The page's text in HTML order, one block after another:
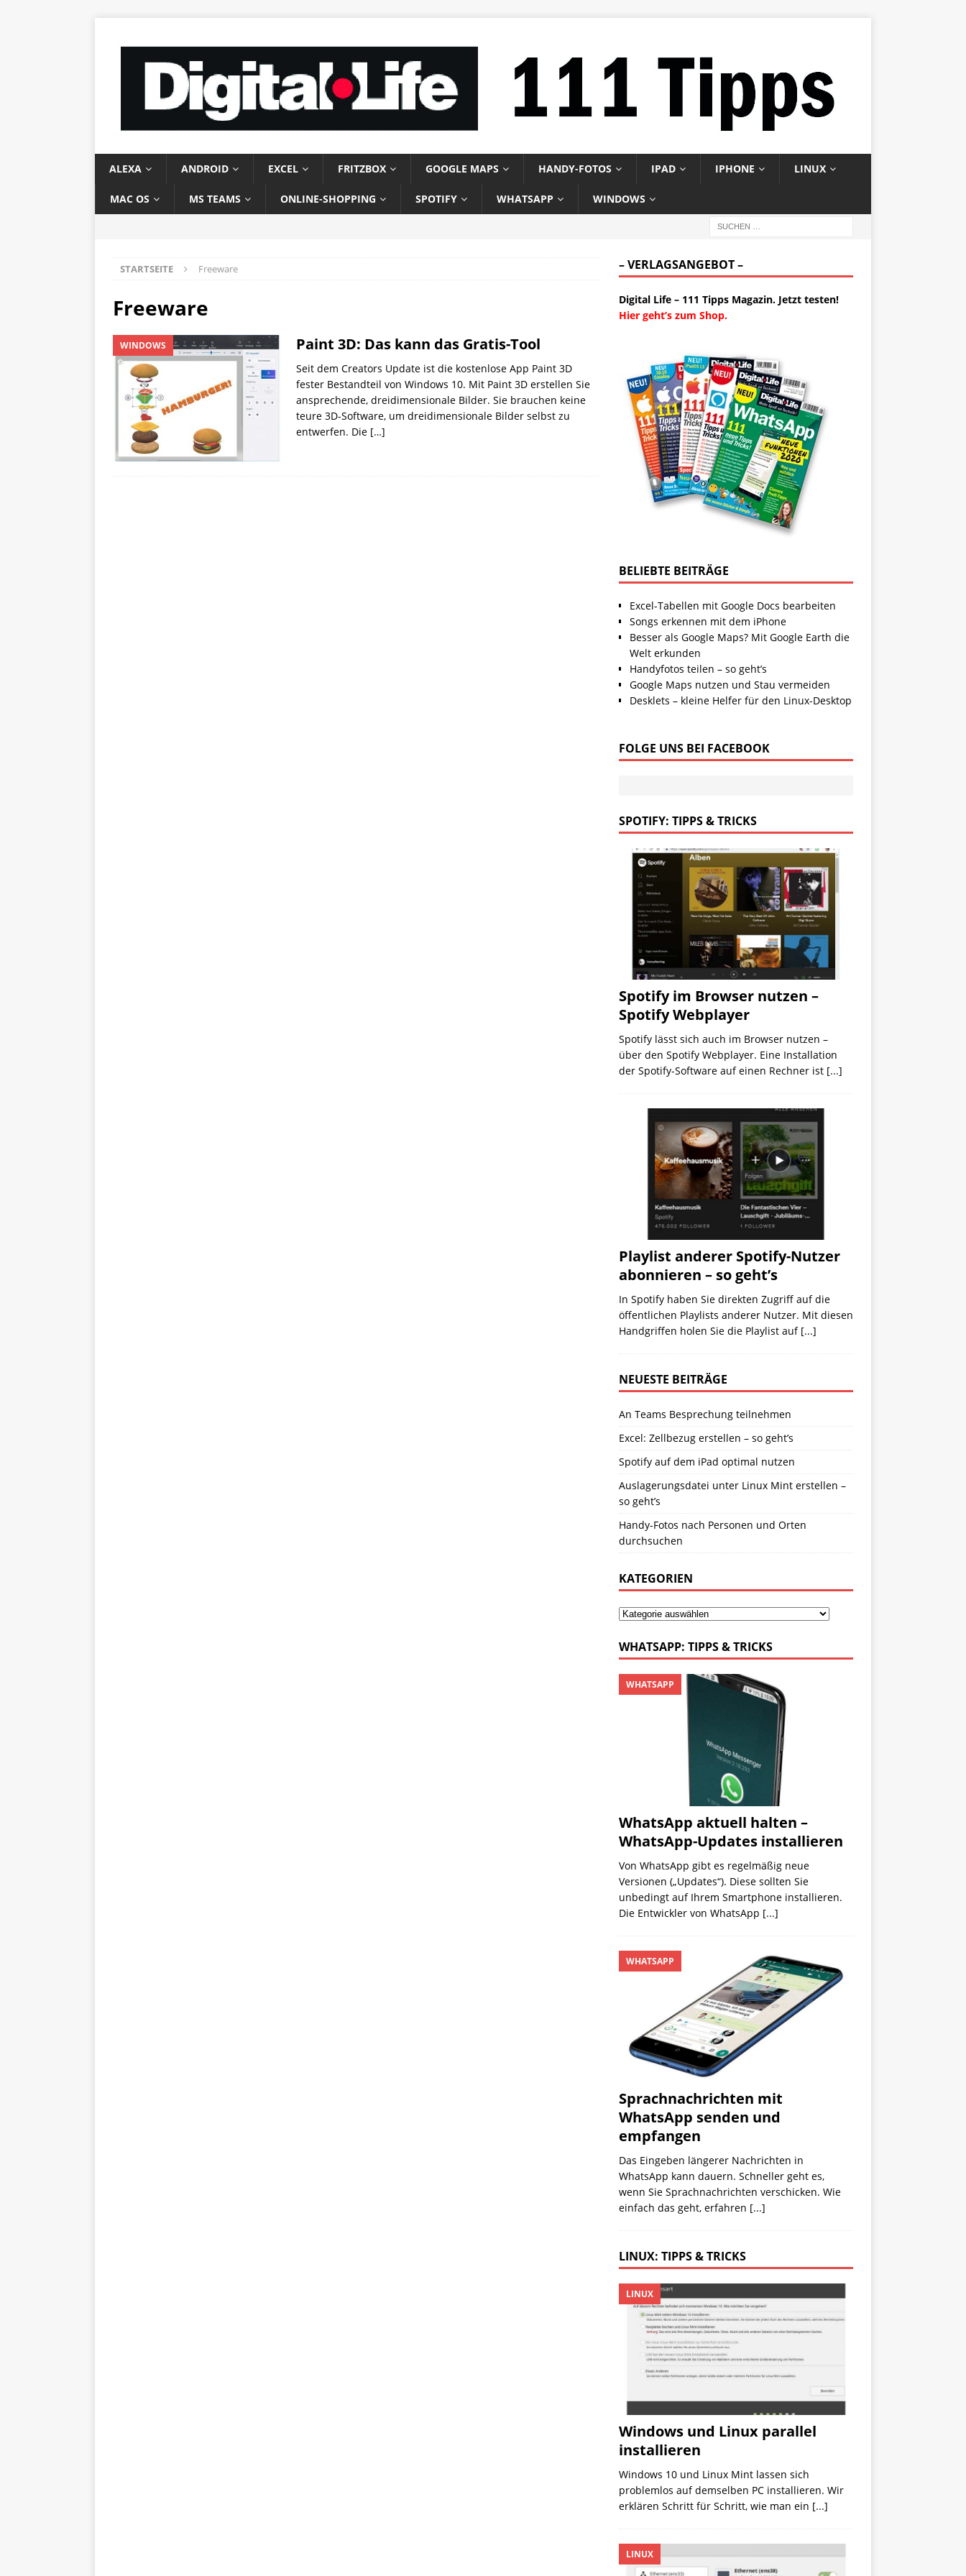
ALEXA ANDROID EXCEL FRITZBOX GOOGLE MAPS HANDY-FOTOS IPAD IPHONE LINUX
MAC OS MS TEAMS ONLINE-SHOPPING SPOTIFY WHATSAPP WINDOWS
STARTSEITE Freeware
Freeware
WINDOWS Paint 3D: Das kann das Gratis-Tool
Seit dem Creators Update ist die kostenlose App Paint 3D
fester Bestandteil von Windows 10. Mit Paint 3D erstellen Sie
ansprechende, dreidimensionale Bilder. Sie brauchen keine
teure 3D-Software, um dreidimensionale Bilder selbst zu
entwerfen. Die […]
– VERLAGSANGEBOT –
Digital Life – 111 Tipps Magazin. Jetzt testen!
Hier geht’s zum Shop.
BELIEBTE BEITRÄGE
Excel-Tabellen mit Google Docs bearbeiten
Songs erkennen mit dem iPhone
Besser als Google Maps? Mit Google Earth die
Welt erkunden
Handyfotos teilen – so geht’s
Google Maps nutzen und Stau vermeiden
Desklets – kleine Helfer für den Linux-Desktop
FOLGE UNS BEI FACEBOOK
SPOTIFY: TIPPS & TRICKS
Spotify im Browser nutzen –
Spotify Webplayer
Spotify lässt sich auch im Browser nutzen –
über den Spotify Webplayer. Eine Installation
der Spotify-Software auf einen Rechner ist [...]
Playlist anderer Spotify-Nutzer
abonnieren – so geht’s
In Spotify haben Sie direkten Zugriff auf die
öffentlichen Playlists anderer Nutzer. Mit diesen
Handgriffen holen Sie die Playlist auf [...]
NEUESTE BEITRÄGE
An Teams Besprechung teilnehmen
Excel: Zellbezug erstellen – so geht’s
Spotify auf dem iPad optimal nutzen
Auslagerungsdatei unter Linux Mint erstellen –
so geht’s
Handy-Fotos nach Personen und Orten
durchsuchen
KATEGORIEN
WHATSAPP: TIPPS & TRICKS
WhatsApp aktuell halten –
WhatsApp-Updates installieren
WHATSAPP
Von WhatsApp gibt es regelmäßig neue
Versionen („Updates“). Diese sollten Sie
unbedingt auf Ihrem Smartphone installieren.
Die Entwickler von WhatsApp [...]
Sprachnachrichten mit
WhatsApp senden und
empfangen
WHATSAPP
Das Eingeben längerer Nachrichten in
WhatsApp kann dauern. Schneller geht es,
wenn Sie Sprachnachrichten verschicken. Wie
einfach das geht, erfahren [...]
LINUX: TIPPS & TRICKS
Windows und Linux parallel
installieren
LINUX
Windows 10 und Linux Mint lassen sich
problemlos auf demselben PC installieren. Wir
erklären Schritt für Schritt, wie man ein [...]
LINUX